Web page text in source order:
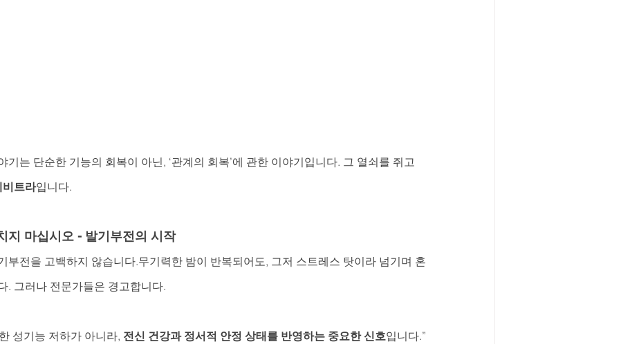
기는 단순한 기능의 회복이 아닌, ‘관계의 회복’에 관한 이야기입니다. 그 열쇠를 쥐고
비트라입니다.
지 마십시오 - 발기부전의 시작
부전을 고백하지 않습니다.무기력한 밤이 반복되어도, 그저 스트레스 탓이라 넘기며 혼
. 그러나 전문가들은 경고합니다.
성기능 저하가 아니라, 전신 건강과 정서적 안정 상태를 반영하는 중요한 신호입니다.”